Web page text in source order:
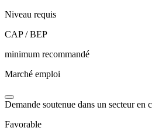
Niveau requis
CAP / BEP
minimum recommandé
Marché emploi
Demande soutenue dans un secteur en
Favorable